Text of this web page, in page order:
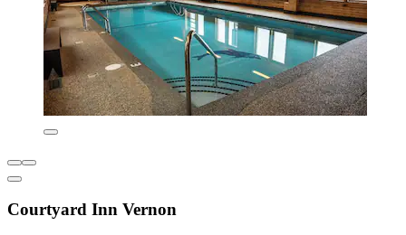
Courtyard Inn Vernon